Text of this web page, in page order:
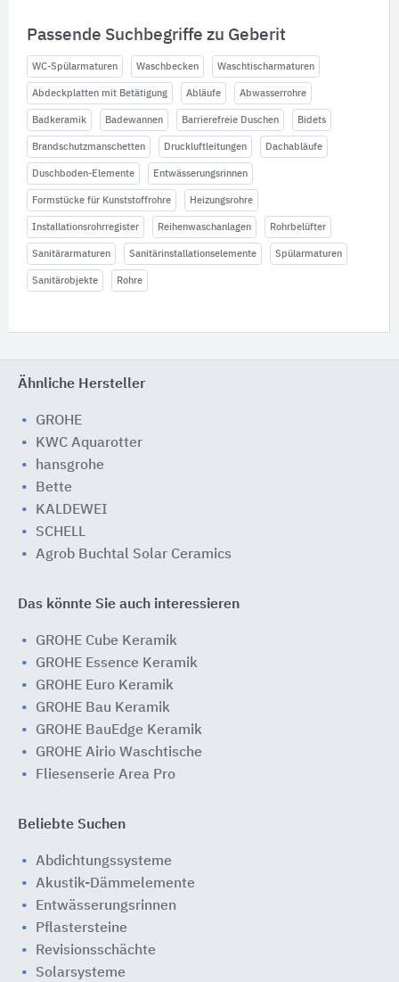
Passende Suchbegriffe zu Geberit
WC-Spülarmaturen Waschbecken Waschtischarmaturen
Abdeckplatten mit Betätigung Abläufe Abwasserrohre
Badkeramik Badewannen Barrierefreie Duschen Bidets
Brandschutzmanschetten Druckluftleitungen Dachabläufe
Duschboden-Elemente Entwässerungsrinnen
Formstücke für Kunststoffrohre Heizungsrohre
Installationsrohrregister Reihenwaschanlagen Rohrbelüfter
Sanitärarmaturen Sanitärinstallationselemente Spülarmaturen
Sanitärobjekte Rohre
Ähnliche Hersteller
GROHE
KWC Aquarotter
hansgrohe
Bette
KALDEWEI
SCHELL
Agrob Buchtal Solar Ceramics
Das könnte Sie auch interessieren
GROHE Cube Keramik
GROHE Essence Keramik
GROHE Euro Keramik
GROHE Bau Keramik
GROHE BauEdge Keramik
GROHE Airio Waschtische
Fliesenserie Area Pro
Beliebte Suchen
Abdichtungssysteme
Akustik-Dämmelemente
Entwässerungsrinnen
Pflastersteine
Revisionsschächte
Solarsysteme